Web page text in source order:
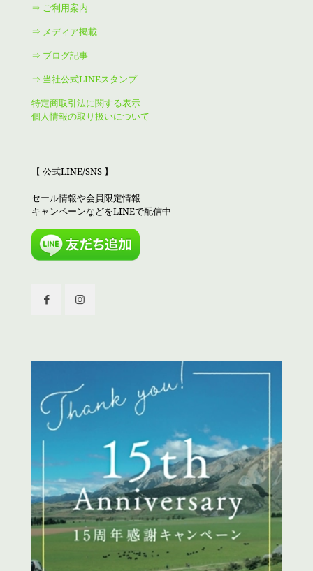
⇒ ご利用案内
⇒ メディア掲載
⇒ ブログ記事
⇒ 当社公式LINEスタンプ
特定商取引法に関する表示
個人情報の取り扱いについて
【 公式LINE/SNS 】
セール情報や会員限定情報
キャンペーンなどをLINEで配信中